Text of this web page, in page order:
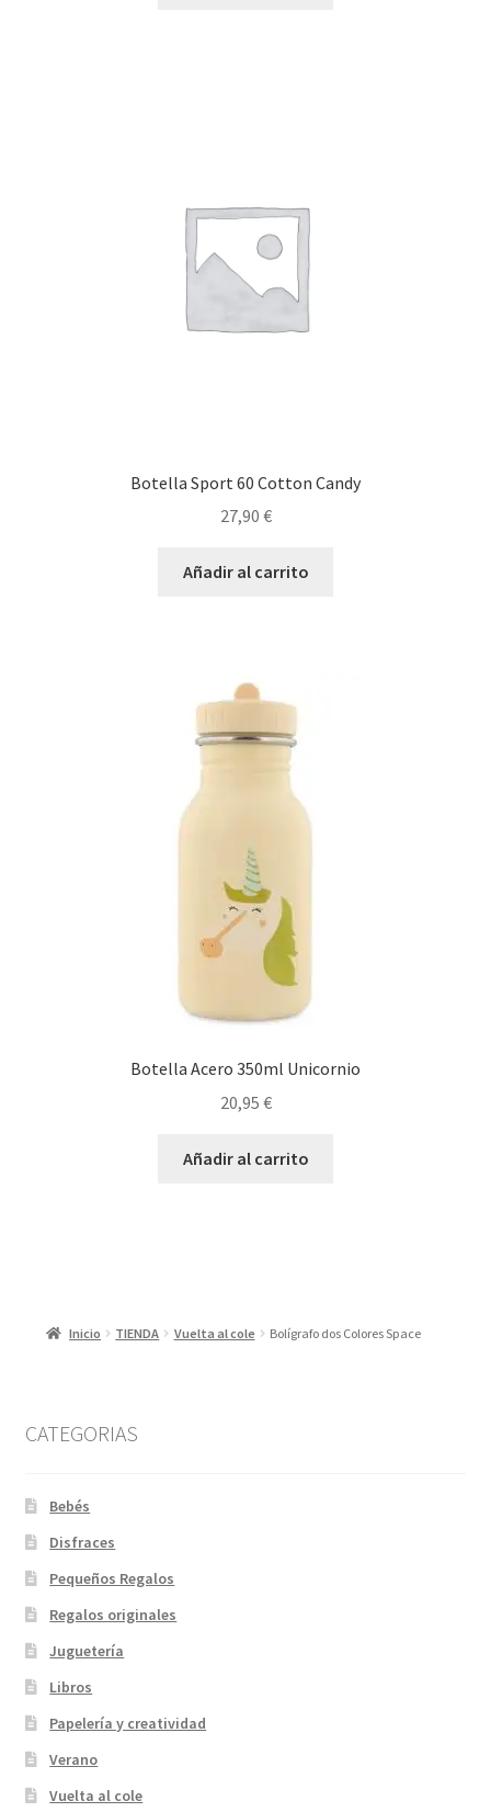
Botella Sport 60 Cotton Candy
27,90 €
Añadir al carrito
Botella Acero 350ml Unicornio
20,95 €
Añadir al carrito
Inicio TIENDA Vuelta al cole Bolígrafo dos Colores Space
CATEGORIAS
Bebés
Disfraces
Pequeños Regalos
Regalos originales
Juguetería
Libros
Papelería y creatividad
Verano
Vuelta al cole